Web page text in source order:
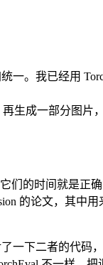
一。我已经用
生成一部分图片
们的时间就是正
的论文，其中
一下二者的代码